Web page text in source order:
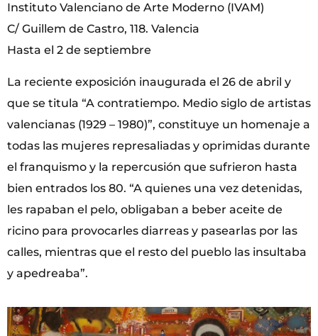
Instituto Valenciano de Arte Moderno (IVAM)
C/ Guillem de Castro, 118. Valencia
Hasta el 2 de septiembre
La reciente exposición inaugurada el 26 de abril y
que se titula “A contratiempo. Medio siglo de artistas
valencianas (1929 – 1980)”, constituye un homenaje a
todas las mujeres represaliadas y oprimidas durante
el franquismo y la repercusión que sufrieron hasta
bien entrados los 80. “A quienes una vez detenidas,
les rapaban el pelo, obligaban a beber aceite de
ricino para provocarles diarreas y pasearlas por las
calles, mientras que el resto del pueblo las insultaba
y apedreaba”.